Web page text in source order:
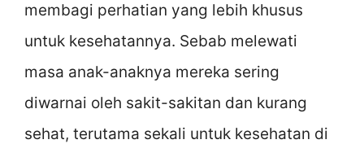
membagi perhatian yang lebih khusus
untuk kesehatannya. Sebab melewati
masa anak-anaknya mereka sering
diwarnai oleh sakit-sakitan dan kurang
sehat, terutama sekali untuk kesehatan di